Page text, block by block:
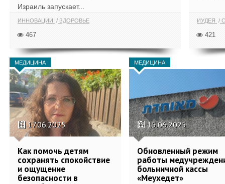
Израиль запускает...
ИННОВАЦИИ ЗДОРОВЬЕ
467
ИУДЕЯ
421
МЕДИЦИНА
17.06.2025
Как помочь детям
сохранять спокойствие
и ощущение
безопасности в
МЕДИЦИНА
15.06.2025
Обновленный режим
работы
больничной кассы
«Меухедет»